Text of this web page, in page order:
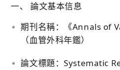
一、 論文基本信息
期刊名稱：
《Annals of
（血管外科年鑑）
論文標題：Systematic